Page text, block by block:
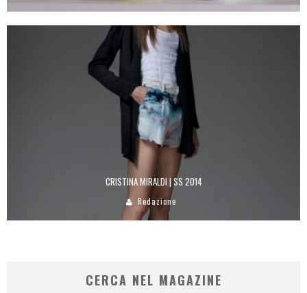
CRISTINA MIRALDI | SS 2014
Redazione
CERCA NEL MAGAZINE